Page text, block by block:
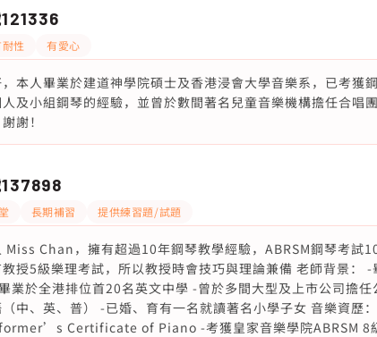
121336
性 有愛心
本人畢業於建道神學院碩士及香港浸會大學音樂系，已考獲
及小組鋼琴的經驗，並曾於數間著名兒童音樂機構擔任合唱
謝！
137898
長期補習 提供練習題/試題
Miss Chan，擁有超過10年鋼琴教學經驗，ABRSM鋼琴考試
教授5級樂理考試，所以教授時會技巧與理論兼備 老師背景：
業於全港排位首20名英文中學 -曾於多間大型及上市公司擔
（中、英、普） -已婚、育有一名就讀著名小學子女 音樂資歷
Certificate of Piano -考獲皇家音樂學院ABRSM 8